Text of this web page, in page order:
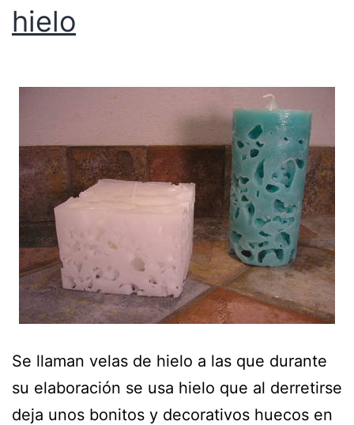
hielo
Se llaman velas de hielo a las que durante
su elaboración se usa hielo que al derretirse
deja unos bonitos y decorativos huecos en